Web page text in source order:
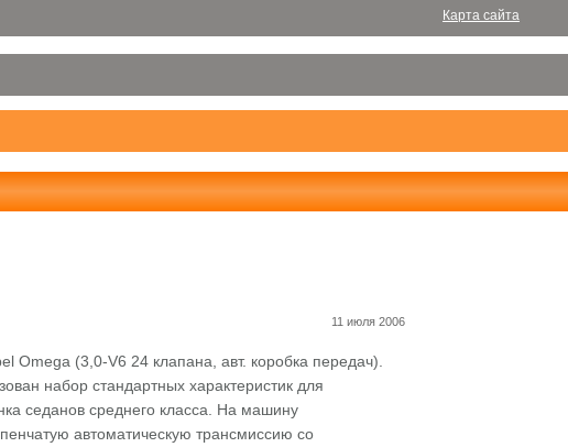
Карта сайта
11 июля 2006
Omega (3,0-V6 24 клапана, авт. коробка передач).
набор стандартных характеристик для
седанов среднего класса. На машину
автоматическую трансмиссию со